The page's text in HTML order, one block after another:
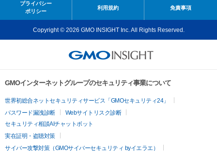
プライバシー
ポリシー
利用規約 免責事項
Copyright © 2026 GMO INSIGHT Inc. All Rights Reserved.
GMOインターネットグループのセキュリティ事業について
世界初総合ネットセキュリティサービス「GMOセキュリティ24」
パスワード漏洩診断
Webサイトリスク診断
セキュリティ相談AIチャットボット
実在証明・盗聴対策
サイバー攻撃対策（GMOサイバーセキュリティ byイエラエ）